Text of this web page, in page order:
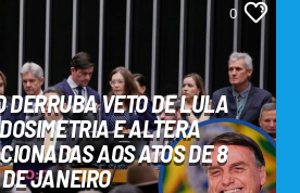
0
DERRUBA VETO DE LULA
E ALTERA
AOS ATOS DE 8
DE JANEIRO